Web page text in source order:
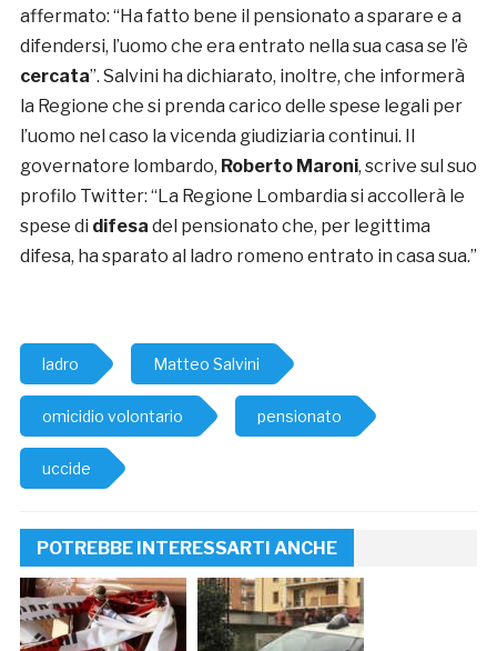
affermato: “Ha fatto bene il pensionato a sparare e a
difendersi, l’uomo che era entrato nella sua casa se l’è
cercata”. Salvini ha dichiarato, inoltre, che informerà
la Regione che si prenda carico delle spese legali per
l’uomo nel caso la vicenda giudiziaria continui. Il
governatore lombardo, Roberto Maroni, scrive sul suo
profilo Twitter: “La Regione Lombardia si accollerà le
spese di difesa del pensionato che, per legittima
difesa, ha sparato al ladro romeno entrato in casa sua.”
ladro Matteo Salvini
omicidio volontario pensionato
uccide
POTREBBE INTERESSARTI ANCHE